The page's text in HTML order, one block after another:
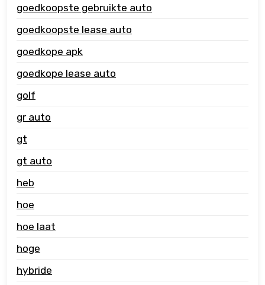
goedkoopste gebruikte auto
goedkoopste lease auto
goedkope apk
goedkope lease auto
golf
gr auto
gt
gt auto
heb
hoe
hoe laat
hoge
hybride